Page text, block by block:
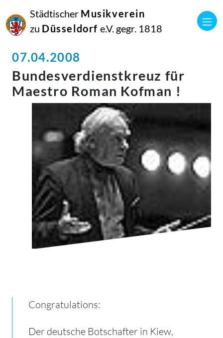
Städtischer Musikverein
zu Düsseldorf e.V. gegr. 1818
07.04.2008
Bundesverdienstkreuz für
Maestro Roman Kofman !
Congratulations:
Der deutsche Botschafter in Kiew,